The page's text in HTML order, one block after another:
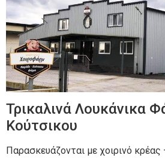
Τρικαλινά Λουκάνικα
Κούτσικου
Παρασκευάζονται με χοιρινό κρέας